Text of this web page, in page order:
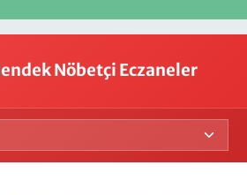
Nöbetçi Eczaneler